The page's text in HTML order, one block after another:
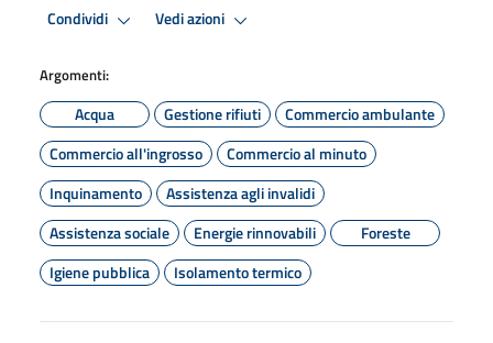
Condividi Vedi azioni
Argomenti:
Acqua Gestione rifiuti
Commercio ambulante
Commercio all'ingrosso
Commercio al minuto
Inquinamento
Assistenza agli invalidi
Assistenza sociale
Energie rinnovabili
Foreste
Igiene pubblica
Isolamento termico